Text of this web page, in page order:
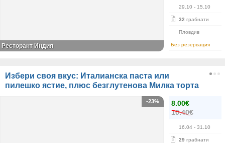
29.10 - 15.10
32 грабнати
Пловдив
Без резервация
Ресторант Индия
Избери своя вкус: Италианска паста или
пилешко ястие, плюс безглутенова Милка торта
8.00€
10.40€
16.04 - 31.10
29 грабнати
-23%